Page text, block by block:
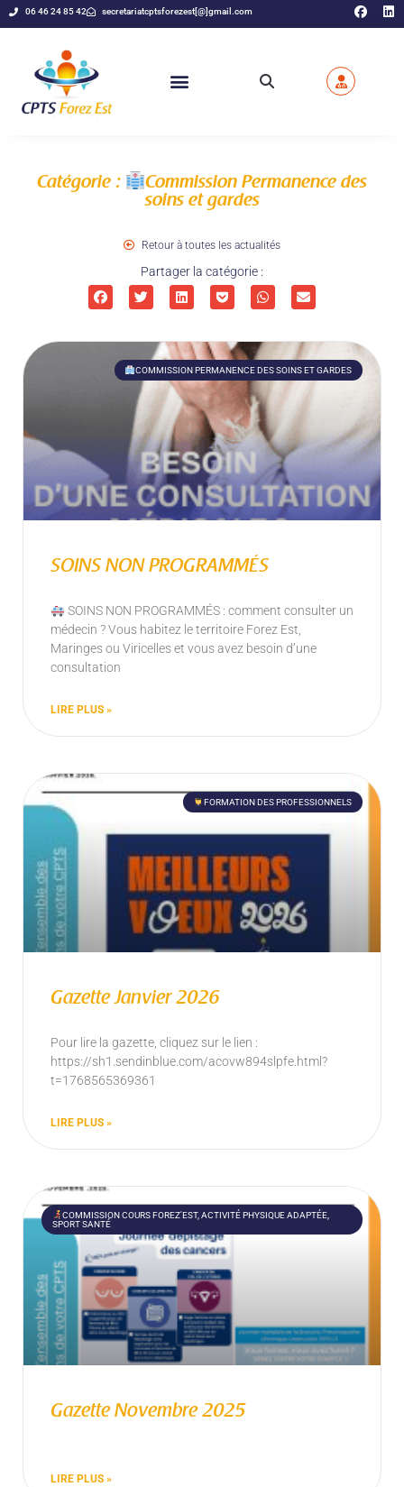
06 46 24 85 42 secretariatcptsforezest[@]gmail.com
Catégorie :
Commission Permanence des
soins et gardes
Retour à toutes les actualités
Partager la catégorie :
COMMISSION PERMANENCE DES SOINS ET GARDES
SOINS NON PROGRAMMÉS
SOINS NON PROGRAMMÉS : comment consulter un
médecin ? Vous habitez le territoire Forez Est,
Maringes ou Viricelles et vous avez besoin d’une
consultation
LIRE PLUS »
FORMATION DES PROFESSIONNELS
Gazette Janvier 2026
Pour lire la gazette, cliquez sur le lien :
https://sh1.sendinblue.com/acovw894slpfe.html?
t=1768565369361
LIRE PLUS »
COMMISSION COURS FOREZ'EST, ACTIVITÉ PHYSIQUE ADAPTÉE,
SPORT SANTÉ
Gazette Novembre 2025
LIRE PLUS »